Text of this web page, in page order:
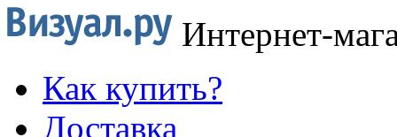
Интернет-
Как купить?
Доставка